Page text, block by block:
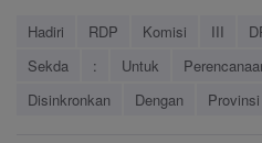
Hadiri RDP Komisi III
Sekda
: Untuk
Disinkronkan
Dengan Provinsi